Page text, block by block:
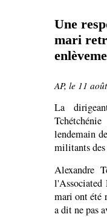
Une
mari
AP, le 11
La
lendemain
militants
Alexandre
l'Associated
mari ont été
a dit ne pas